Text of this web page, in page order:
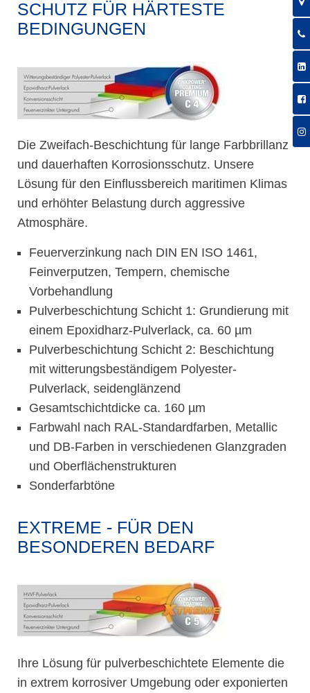
SCHUTZ FÜR HÄRTESTE
BEDINGUNGEN
Die Zweifach-Beschichtung für lange Farbbrillanz
und dauerhaften Korrosionsschutz. Unsere
Lösung für den Einflussbereich maritimen Klimas
und erhöhter Belastung durch aggressive
Atmosphäre.
Feuerverzinkung nach DIN EN ISO 1461,
Feinverputzen, Tempern, chemische
Vorbehandlung
Pulverbeschichtung Schicht 1: Grundierung mit
einem Epoxidharz-Pulverlack, ca. 60 µm
Pulverbeschichtung Schicht 2: Beschichtung
mit witterungsbeständigem Polyester-
Pulverlack, seidenglänzend
Gesamtschichtdicke ca. 160 µm
Farbwahl nach RAL-Standardfarben, Metallic
und DB-Farben in verschiedenen Glanzgraden
und Oberflächenstrukturen
Sonderfarbtöne
EXTREME - FÜR DEN
BESONDEREN BEDARF
Ihre Lösung für pulverbeschichtete Elemente die
in extrem korrosiver Umgebung oder exponierten